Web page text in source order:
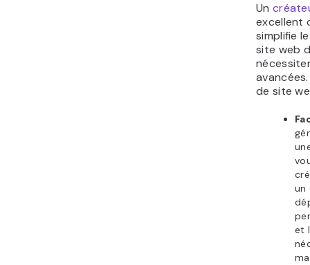
Un
excellent
simplifie
site web
de site
un
et